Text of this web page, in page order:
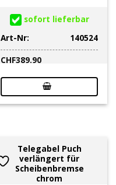
sofort lieferbar
Art-Nr:
140524
CHF389.90
Telegabel Puch
verlängert für
Scheibenbremse
chrom